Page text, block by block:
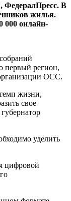
В
жилья.
000 онлайн-
первый регион,
ОСС.
жизни,
свое
уделить
цифровой